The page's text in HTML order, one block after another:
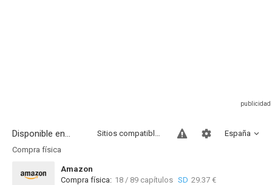
Disponible en... España
Sitios compatibles
Compra física
Amazon
Compra física: 18 / 89 capítulos SD 29.37 €